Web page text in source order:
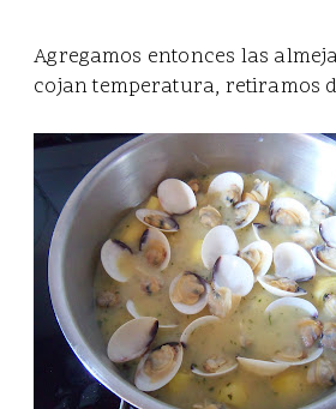
Agregamos entonces las
cojan temperatura, retiramos